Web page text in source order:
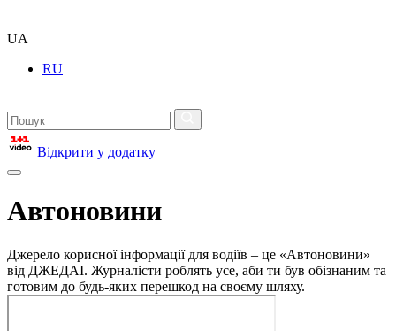
UA
RU
Відкрити у додатку
Автоновини
Джерело корисної інформації для водіїв – це «Автоновини»
від ДЖЕДАІ. Журналісти роблять усе, аби ти був обізнаним та
готовим до будь-яких перешкод на своєму шляху.